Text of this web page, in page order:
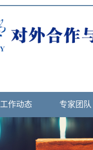
工作动态 专家团队